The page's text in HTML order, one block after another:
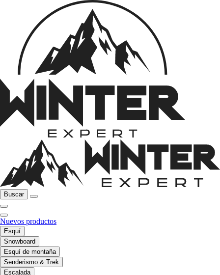
Buscar
Nuevos productos
Esquí
Snowboard
Esquí de montaña
Senderismo & Trek
Escalada